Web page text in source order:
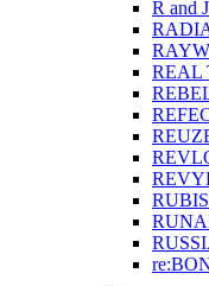
R and J
REAL
RUBIS